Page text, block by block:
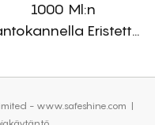
1000 Ml:n
Eristetty
Valmistettu
- www.safeshine.com |